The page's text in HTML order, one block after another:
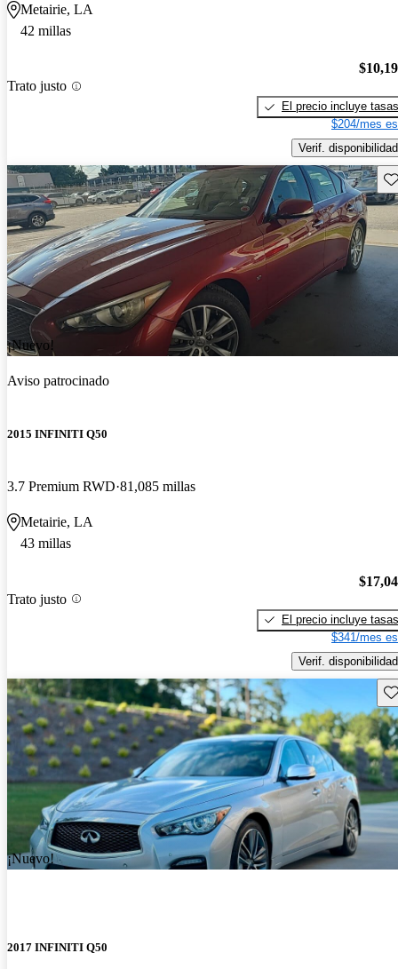
Metairie, LA
42 millas
Trato justo
El precio incluye tasas
$204/mes
Verif. disponibilidad
¡Nuevo!
Aviso patrocinado
2015 INFINITI Q50
3.7 Premium RWD 81,085 millas
Metairie, LA
43 millas
Trato justo
El precio incluye tasas
$341/mes
Verif. disponibilidad
¡Nuevo!
2017 INFINITI Q50